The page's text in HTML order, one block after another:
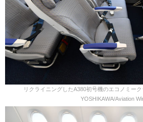
リクライニングしたA380初号機のエコノミー
YOSHIKAWA/Aviation